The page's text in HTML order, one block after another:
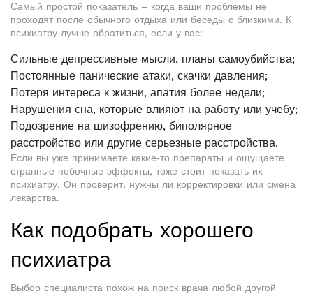
Самый простой показатель – когда ваши проблемы не
проходят после обычного отдыха или беседы с близкими. К
психиатру лучше обратиться, если у вас:
Сильные депрессивные мысли, планы самоубийства;
Постоянные панические атаки, скачки давления;
Потеря интереса к жизни, апатия более недели;
Нарушения сна, которые влияют на работу или учебу;
Подозрение на шизофрению, биполярное
расстройство или другие серьезные расстройства.
Если вы уже принимаете какие‑то препараты и ощущаете
странные побочные эффекты, тоже стоит показать их
психиатру. Он проверит, нужны ли корректировки или смена
лекарства.
Как подобрать хорошего
психиатра
Выбор специалиста похож на поиск врача любой другой